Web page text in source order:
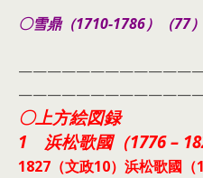
〇雪鼎（1710-1786）（77）
〇上方絵図録
1 浜松歌國（1776 –
1827（文政10）浜松歌國